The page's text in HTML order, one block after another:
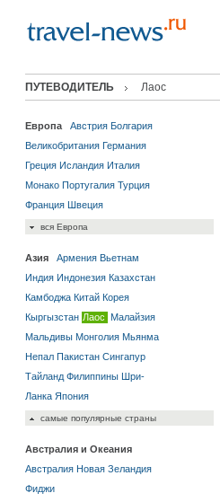
ПУТЕВОДИТЕЛЬ Лаос
Европа Австрия Болгария
Великобритания Германия
Греция Исландия Италия
Монако Португалия Турция
Франция Швеция
вся Европа
Азия Армения Вьетнам
Индия Индонезия Казахстан
Камбоджа Китай Корея
Кыргызстан Лаос
Малайзия
Мальдивы Монголия Мьянма
Непал Пакистан Сингапур
Тайланд Филиппины Шри-
Ланка Япония
самые популярные страны
Австралия и Океания
Австралия Новая Зеландия
Фиджи